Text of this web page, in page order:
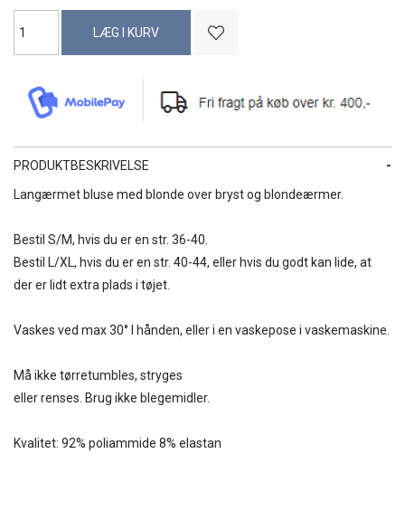
PRODUKTBESKRIVELSE
Langærmet bluse med blonde over bryst og blondeærmer.
Bestil S/M, hvis du er en str. 36-40.
Bestil L/XL, hvis du er en str. 40-44, eller hvis du godt kan lide, at
der er lidt extra plads i tøjet.
Vaskes ved max 30° I hånden, eller i en vaskepose i vaskemaskine.
Må ikke tørretumbles, stryges
eller renses. Brug ikke blegemidler.
Kvalitet: 92% poliammide 8% elastan